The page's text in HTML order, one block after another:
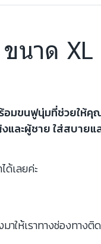
นาด XL
อมขนฟูนุ่มที่ช่วยให้
ะผู้ชาย ใส่สบายแ
เลยค่ะ
ให้เราทางช่องทางติ